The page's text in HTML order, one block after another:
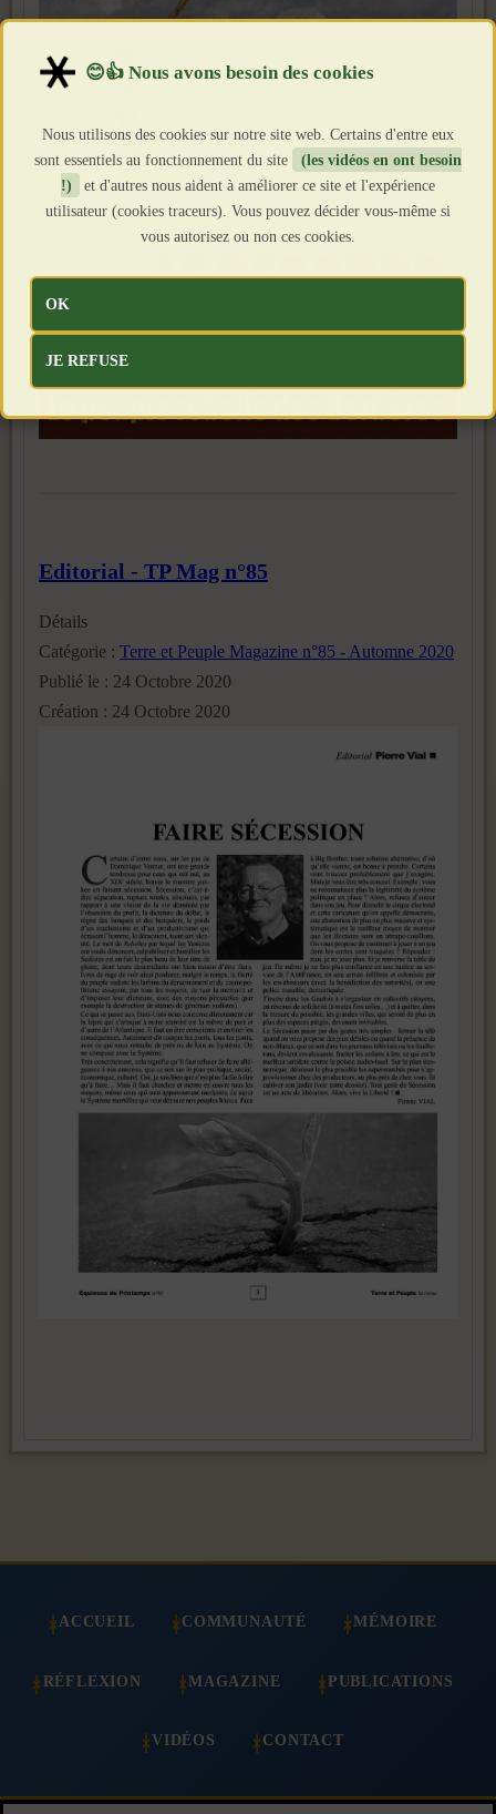
Editorial - TP Mag n°85
Détails
Catégorie : Terre et Peuple Magazine n°85 - Automne 2020
Publié le : 24 Octobre 2020
Création : 24 Octobre 2020
ACCUEIL COMMUNAUTÉ MÉMOIRE
RÉFLEXION MAGAZINE PUBLICATIONS
VIDÉOS CONTACT
Nous utilisons des cookies sur notre site web. Certains d'entre eux
sont essentiels au fonctionnement du site
(les vidéos en ont besoin
!)
et d'autres nous aident à améliorer ce site et l'expérience
utilisateur (cookies traceurs). Vous pouvez décider vous-même si
vous autorisez ou non ces cookies.
OK
JE REFUSE